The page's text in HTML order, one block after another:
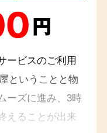
円
ービスのご利用
ということと物
ーズに進み、3時
えることが出来